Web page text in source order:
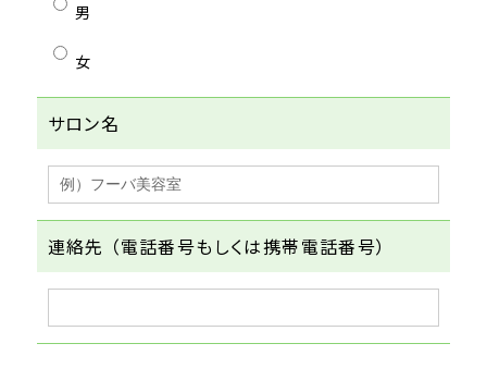
男
女
サロン名
連絡先 （電話番号もしくは携帯電話番号）